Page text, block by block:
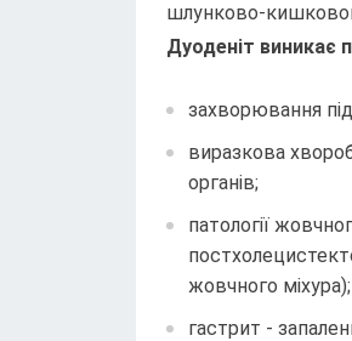
шлунково-
Дуоденіт виникає
захворювання
виразкова
органів;
патології
жовчного міхура);
гастрит -